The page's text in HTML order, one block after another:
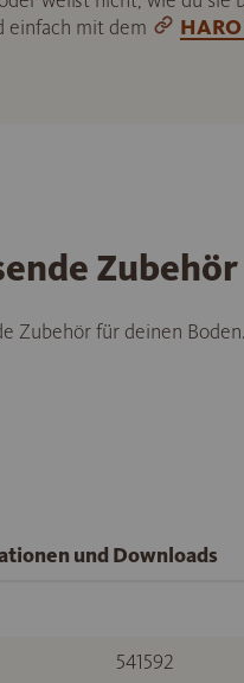
einfach mit dem
Zubehör
Zubehör für deinen Boden.
und Downloads
541592